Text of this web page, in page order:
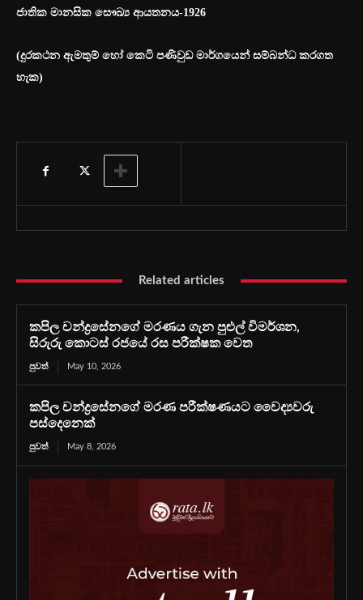
ජාතික මානසික සෞඛ්‍ය ආයතනය-1926
(දුරකථන ඇමතුම් හෝ කෙටි පණිවුඩ මාර්ගයෙන් සම්බන්ධ කරගත
හැක)
Related articles
කපිල චන්ද්‍රසේනගේ මරණය ගැන පුළුල් විමර්ශන,
සිරුරු කොටස් රජයේ රස පරීක්ෂක වෙත
පුවත් May 10, 2026
කපිල චන්ද්‍රසේනගේ මරණ පරීක්ෂණයට වෛද්‍යවරු
පස්දෙනෙක්
පුවත් May 8, 2026